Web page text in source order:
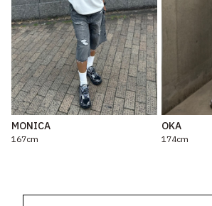
MONICA
167cm
OKA
174cm